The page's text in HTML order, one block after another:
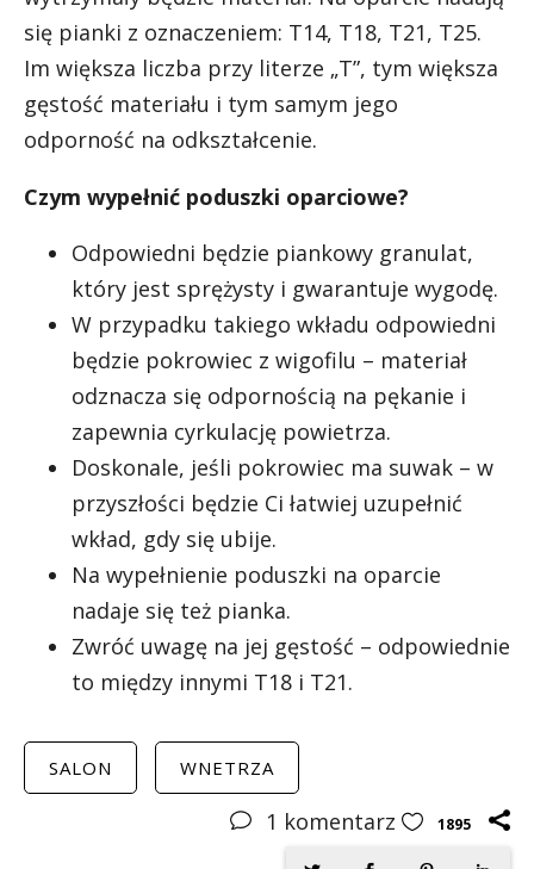
się pianki z oznaczeniem: T14, T18, T21, T25.
Im większa liczba przy literze „T”, tym większa
gęstość materiału i tym samym jego
odporność na odkształcenie.
Czym wypełnić poduszki oparciowe?
Odpowiedni będzie piankowy granulat,
który jest sprężysty i gwarantuje wygodę.
W przypadku takiego wkładu odpowiedni
będzie pokrowiec z wigofilu – materiał
odznacza się odpornością na pękanie i
zapewnia cyrkulację powietrza.
Doskonale, jeśli pokrowiec ma suwak – w
przyszłości będzie Ci łatwiej uzupełnić
wkład, gdy się ubije.
Na wypełnienie poduszki na oparcie
nadaje się też pianka.
Zwróć uwagę na jej gęstość – odpowiednie
to między innymi T18 i T21.
SALON WNETRZA
1 komentarz 1895